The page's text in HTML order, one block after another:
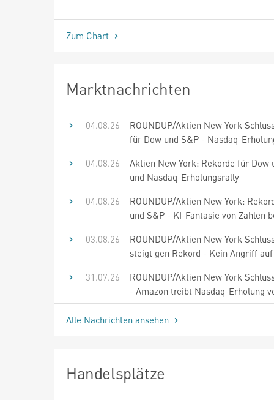
seit Beginn
Zum Chart
Marktnachrichten
04.08.26
ROUNDUP/Aktien New York
für Dow und S&P - Nasdaq-
04.08.26
Aktien New York: Rekorde für Dow
und Nasdaq-Erholungsrally
04.08.26
ROUNDUP/Aktien New York:
und S&P - KI-Fantasie von Zahlen
03.08.26
ROUNDUP/Aktien New York
steigt gen Rekord - Kein Angriff
31.07.26
ROUNDUP/Aktien New York
- Amazon treibt Nasdaq-Erholung
Alle Nachrichten ansehen
Handelsplätze